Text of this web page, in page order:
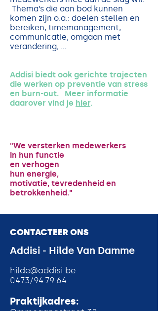
Thema’s die aan bod kunnen
komen zijn o.a.: doelen stellen en
bereiken, timemanagement,
communicatie, omgaan met
verandering, …
Addisi biedt ook gerichte trajecten
die werken op preventie van stress
en burn-out. Meer informatie
daarover vind je hier.
"We versterken medewerkers
in hun functie
en verhogen
hun energie,
motivatie, tevredenheid en
betrokkenheid."
CONTACTEER ONS
Addisi - Hilde Van Damme
hilde@addisi.be
0473/94.79.64
Praktijkadres: